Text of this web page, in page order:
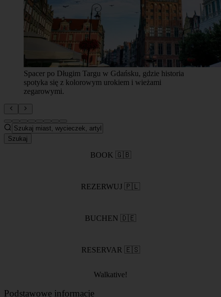
Historyczne serce Gdańska ożywa światłami o
zmierzchu, rzucając magiczny blask na jego ikoniczną
architekturę i ośnieżone ...
Szukaj
BOOK 🇬🇧
REZERWUJ 🇵🇱
BUCHEN 🇩🇪
RESERVAR 🇪🇸
Walkative!
Podstawowe informacje